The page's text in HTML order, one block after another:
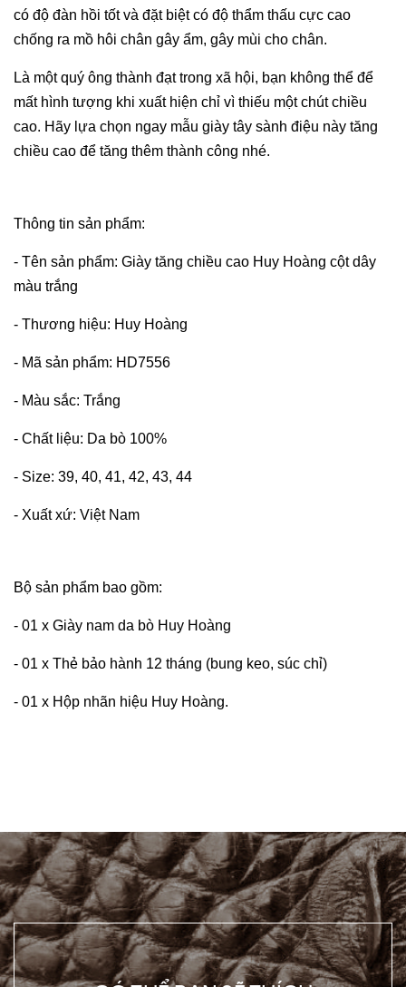
có độ đàn hồi tốt và đặt biệt có độ thẩm thấu cực cao
chống ra mồ hôi chân gây ẩm, gây mùi cho chân.
Là một quý ông thành đạt trong xã hội, bạn không thể để
mất hình tượng khi xuất hiện chỉ vì thiếu một chút chiều
cao. Hãy lựa chọn ngay mẫu giày tây sành điệu này tăng
chiều cao để tăng thêm thành công nhé.
Thông tin sản phẩm:
- Tên sản phẩm: Giày tăng chiều cao Huy Hoàng cột dây
màu trắng
- Thương hiệu: Huy Hoàng
- Mã sản phẩm: HD7556
- Màu sắc: Trắng
- Chất liệu: Da bò 100%
- Size: 39, 40, 41, 42, 43, 44
- Xuất xứ: Việt Nam
Bộ sản phẩm bao gồm:
- 01 x Giày nam da bò Huy Hoàng
- 01 x Thẻ bảo hành 12 tháng (bung keo, súc chỉ)
- 01 x Hộp nhãn hiệu Huy Hoàng.